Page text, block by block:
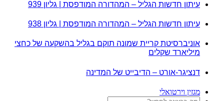
עיתון חדשות הגליל – המהדורה המודפסת | גליון 939
עיתון חדשות הגליל – המהדורה המודפסת | גליון 938
אוניברסיטת קריית שמונה תוקם בגליל בהשקעה של כחצי
מיליארד שקלים
דנציגר-אורט – הדיבייט של המדינה
מגזין וירטואלי